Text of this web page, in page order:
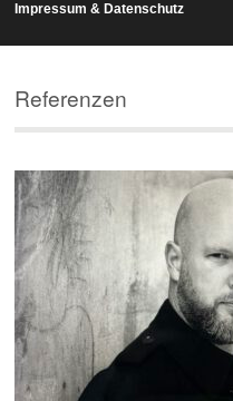
Impressum & Datenschutz
Referenzen